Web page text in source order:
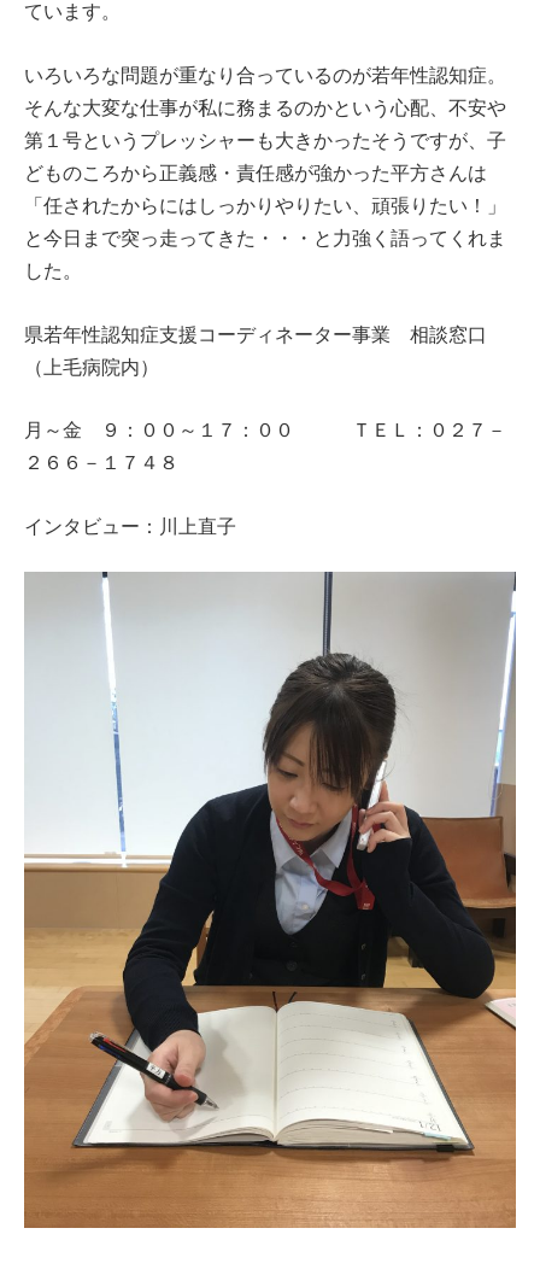
ています。
いろいろな問題が重なり合っているのが若年性認知症。
そんな大変な仕事が私に務まるのかという心配、不安や
第１号というプレッシャーも大きかったそうですが、子
どものころから正義感・責任感が強かった平方さんは
「任されたからにはしっかりやりたい、頑張りたい！」
と今日まで突っ走ってきた・・・と力強く語ってくれま
した。
県若年性認知症支援コーディネーター事業 相談窓口
（上毛病院内）
月～金 ９：００～１７：００ ＴＥＬ：０２７－
２６６－１７４８
インタビュー：川上直子